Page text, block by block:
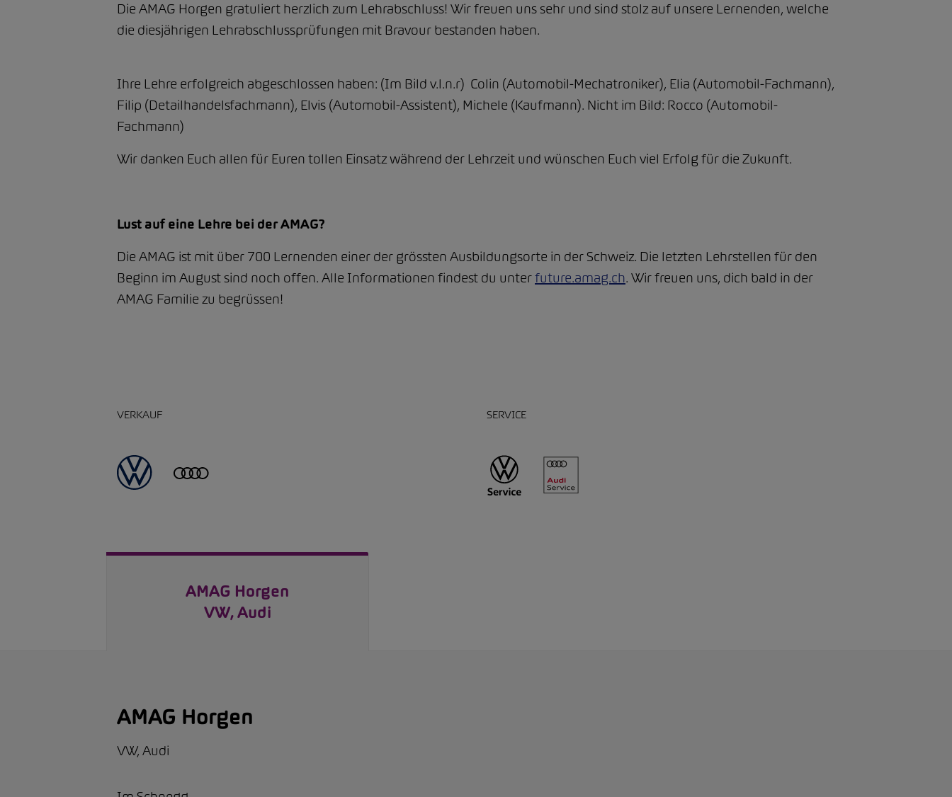
Die AMAG Horgen gratuliert herzlich zum Lehrabschluss! Wir freuen uns sehr und sind stolz auf unsere Lernenden, welche
die diesjährigen Lehrabschlussprüfungen mit Bravour bestanden haben.
Ihre Lehre erfolgreich abgeschlossen haben: (Im Bild v.l.n.r) Colin (Automobil-Mechatroniker), Elia (Automobil-Fachmann),
Filip (Detailhandelsfachmann), Elvis (Automobil-Assistent), Michele (Kaufmann). Nicht im Bild: Rocco (Automobil-
Fachmann)
Wir danken Euch allen für Euren tollen Einsatz während der Lehrzeit und wünschen Euch viel Erfolg für die Zukunft.
Lust auf eine Lehre bei der AMAG?
Die AMAG ist mit über 700 Lernenden einer der grössten Ausbildungsorte in der Schweiz. Die letzten Lehrstellen für den
Beginn im August sind noch offen. Alle Informationen findest du unterfuture.amag.ch. Wir freuen uns, dich bald in der
AMAG Familie zu begrüssen!
VERKAUF SERVICE
AMAG Horgen
VW, Audi
AMAG Horgen
VW, Audi